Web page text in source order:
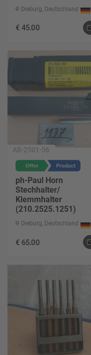
Dieburg, Deutschland
€ 45.00
AB-2501-36
ph-Paul Horn
Stechhalter/
Klemmhalter
(210.2525.1251)
Dieburg, Deutschland
€ 65.00